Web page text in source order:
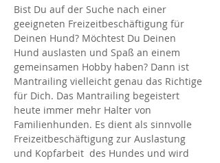
Bist Du auf der Suche nach einer
geeigneten Freizeitbeschäftigung für
Deinen Hund? Möchtest Du Deinen
Hund auslasten und Spaß an einem
gemeinsamen Hobby haben? Dann ist
Mantrailing vielleicht genau das Richtige
für Dich. Das Mantrailing begeistert
heute immer mehr Halter von
Familienhunden. Es dient als sinnvolle
Freizeitbeschäftigung zur Auslastung
und Kopfarbeit  des Hundes und wird